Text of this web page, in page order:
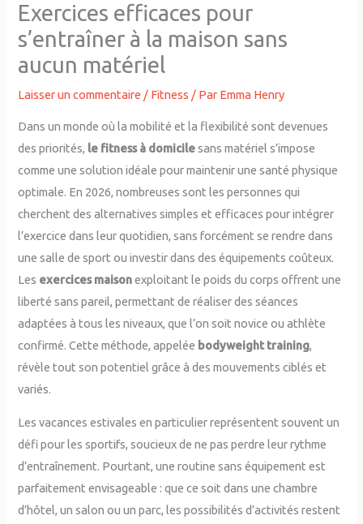
Exercices efficaces pour
s’entraîner à la maison sans
aucun matériel
Laisser un commentaire / Fitness / Par Emma Henry
Dans un monde où la mobilité et la flexibilité sont devenues
des priorités, le fitness à domicilesans matériel s’impose
comme une solution idéale pour maintenir une santé physique
optimale. En 2026, nombreuses sont les personnes qui
cherchent des alternatives simples et efficaces pour intégrer
l’exercice dans leur quotidien, sans forcément se rendre dans
une salle de sport ou investir dans des équipements coûteux.
Les exercices maisonexploitant le poids du corps offrent une
liberté sans pareil, permettant de réaliser des séances
adaptées à tous les niveaux, que l’on soit novice ou athlète
confirmé. Cette méthode, appelée bodyweight training,
révèle tout son potentiel grâce à des mouvements ciblés et
variés.
Les vacances estivales en particulier représentent souvent un
défi pour les sportifs, soucieux de ne pas perdre leur rythme
d’entraînement. Pourtant, une routine sans équipement est
parfaitement envisageable : que ce soit dans une chambre
d’hôtel, un salon ou un parc, les possibilités d’activités restent